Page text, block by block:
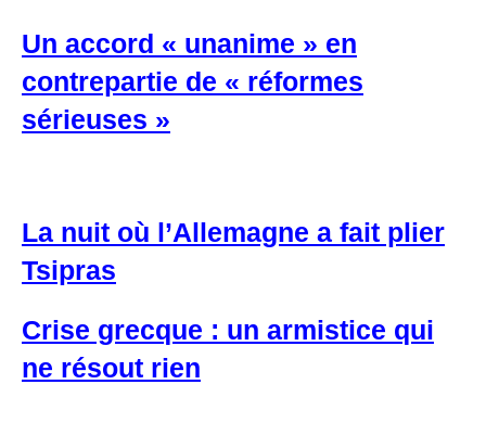
Un accord « unanime » en
contrepartie de « réformes
sérieuses »
La nuit où l’Allemagne a fait plier
Tsipras
Crise grecque : un armistice qui
ne résout rien